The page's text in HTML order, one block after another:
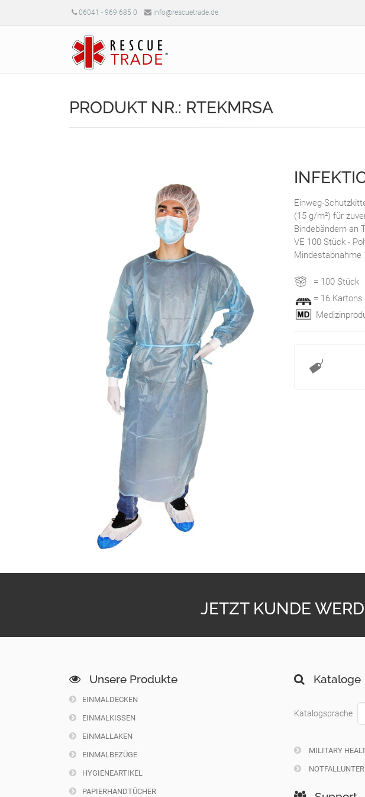
06041 - 969 685 0 info@rescuetrade.de
PRODUKT NR.: RTEKMRSA
Einweg-
(15 g/m²) für
Bindebändern an
VE 100 Stück -
Mindestabnahme
= 100 Stück
= 16
JETZT KUNDE
Unsere Produkte
EINMALDECKEN
EINMALKISSEN
EINMALLAKEN
EINMALBEZÜGE
HYGIENEARTIKEL
PAPIERHANDTÜCHER
Kataloge
Katalogsprache
MILITARY